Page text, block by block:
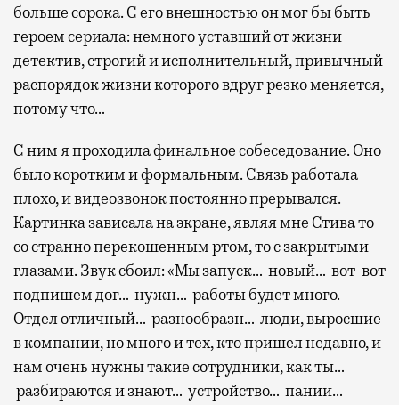
больше сорока. С его внешностью он мог бы быть
героем сериала: немного уставший от жизни
детектив, строгий и исполнительный, привычный
распорядок жизни которого вдруг резко меняется,
потому что…
С ним я проходила финальное собеседование. Оно
было коротким и формальным. Связь работала
плохо, и видеозвонок постоянно прерывался.
Картинка зависала на экране, являя мне Стива то
со странно перекошенным ртом, то с закрытыми
глазами. Звук сбоил: «Мы запуск… новый… вот-вот
подпишем дог… нужн… работы будет много.
Отдел отличный… разнообразн… люди, выросшие
в компании, но много и тех, кто пришел недавно, и
нам очень нужны такие сотрудники, как ты…
разбираются и знают… устройство… пании…